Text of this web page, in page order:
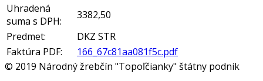
Uhradená
suma s DPH:
3382,50
Predmet:
DKZ STR
Faktúra PDF:
166_67c81aa081f5c.pdf
© 2019 Národný žrebčín "Topoľčianky" štátny podnik